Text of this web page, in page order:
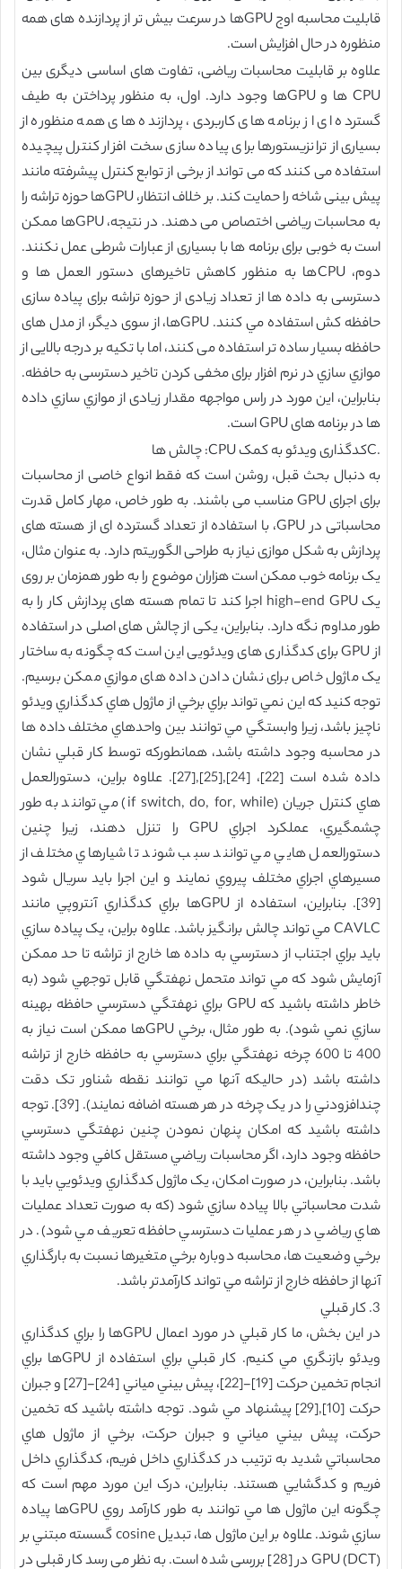
قابلیت محاسبه اوج GPUها در سرعت بیش تر از پردازنده های همه
منظوره در حال افزایش است.
علاوه بر قابلیت محاسبات ریاضی، تفاوت های اساسی دیگری بین
CPU ها و GPUها وجود دارد. اول، به منظور پرداختن به طیف
گسترده ای از برنامه های کاربردی، پردازنده های همه منظوره از
بسیاری از ترانزیستورها برای پیاده سازی سخت افزار کنترل پیچیده
استفاده می کنند که می تواند از برخی از توابع کنترل پیشرفته مانند
پیش بینی شاخه را حمایت کند. بر خلاف انتظار، GPUها حوزه تراشه را
به محاسبات ریاضی اختصاص می دهند. در نتیجه، GPUها ممکن
است به خوبی برای برنامه ها با بسیاری از عبارات شرطی عمل نکنند.
دوم، CPUها به منظور کاهش تاخیرهای دستور العمل ها و
دسترسی به داده ها از تعداد زیادی از حوزه تراشه برای پیاده سازی
حافظه کش استفاده مي کنند. GPUها، از سوی دیگر، از مدل های
حافظه بسیار ساده تر استفاده می کنند، اما با تکیه بر درجه بالایی از
موازي سازي در نرم افزار برای مخفی کردن تاخیر دسترسی به حافظه.
بنابراین، این مورد در راس مواجهه مقدار زیادی از موازي سازي داده
ها در برنامه های GPU است.
.Cکدگذاری ویدئو به کمک CPU: چالش ها
به دنبال بحث قبل، روشن است که فقط انواع خاصی از محاسبات
برای اجرای GPU مناسب می باشند. به طور خاص، مهار کامل قدرت
محاسباتی در GPU، با استفاده از تعداد گسترده ای از هسته های
پردازش به شکل موازی نیاز به طراحی الگوریتم دارد. به عنوان مثال،
یک برنامه خوب ممکن است هزاران موضوع را به طور همزمان بر روی
یک high-end GPU اجرا کند تا تمام هسته های پردازش کار را به
طور مداوم نگه دارد. بنابراین، یکی از چالش های اصلی در استفاده
از GPU برای کدگذاری های ویدئویی این است که چگونه به ساختار
یک ماژول خاص برای نشان دادن داده های موازي ممکن برسیم.
توجه کنيد که اين نمي تواند براي برخي از ماژول هاي کدگذاري ويدئو
ناچيز باشد، زيرا وابستگي مي توانند بين واحدهاي مختلف داده ها
در محاسبه وجود داشته باشد، همانطورکه توسط کار قبلي نشان
داده شده است [22]، [24],[25],[27]. علاوه براين، دستورالعمل
هاي کنترل جريان (if switch, do, for, while) مي توانند به طور
چشمگيري، عملکرد اجراي GPU را تنزل دهند، زيرا چنين
دستورالعمل هايي مي توانند سبب شوند تا شيارهاي مختلف از
مسيرهاي اجراي مختلف پيروي نمايند و اين اجرا بايد سريال شود
[39]. بنابراين، استفاده از GPUها براي کدگذاري آنتروپي مانند
CAVLC مي تواند چالش برانگيز باشد. علاوه براين، يک پياده سازي
بايد براي اجتناب از دسترسي به داده ها خارج از تراشه تا حد ممکن
آزمايش شود که مي تواند متحمل نهفتگي قابل توجهي شود (به
خاطر داشته باشيد که GPU براي نهفتگي دسترسي حافظه بهينه
سازي نمي شود). به طور مثال، برخي GPUها ممکن است نياز به
400 تا 600 چرخه نهفتگي براي دسترسي به حافظه خارج از تراشه
داشته باشد (در حاليکه آنها مي توانند نقطه شناور تک دقت
چندافزودني را در يک چرخه در هر هسته اضافه نمايند). [39]. توجه
داشته باشيد که امکان پنهان نمودن چنين نهفتگي دسترسي
حافظه وجود دارد، اگر محاسبات رياضي مستقل کافي وجود داشته
باشد. بنابراين، در صورت امکان، يک ماژول کدگذاري ويدئويي بايد با
شدت محاسباتي بالا پياده سازي شود (که به صورت تعداد عمليات
هاي رياضي در هر عمليات دسترسي حافظه تعريف مي شود). در
برخي وضعيت ها، محاسبه دوباره برخي متغيرها نسبت به بارگذاري
آنها از حافظه خارج از تراشه مي تواند کارآمدتر باشد.
3. کار قبلي
در اين بخش، ما کار قبلي در مورد اعمال GPUها را براي کدگذاري
ويدئو بازنگري مي کنيم. کار قبلي براي استفاده از GPUها براي
انجام تخمين حرکت [19]-[22]، پيش بيني مياني [24]-[27] و جبران
حرکت [10],[29] پيشنهاد مي شود. توجه داشته باشيد که تخمين
حرکت، پيش بيني مياني و جبران حرکت، برخي از ماژول هاي
محاسباتي شديد به ترتيب در کدگذاري داخل فريم، کدگذاري داخل
فريم و کدگشايي هستند. بنابراين، درک اين مورد مهم است که
چگونه اين ماژول ها مي توانند به طور کارآمد روي GPUها پياده
سازي شوند. علاوه بر اين ماژول ها، تبديل cosine گسسته مبتني بر
GPU (DCT) در [28] بررسي شده است. به نظر مي رسد کار قبلي در